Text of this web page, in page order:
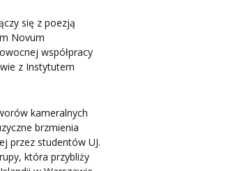
się z poezją
Novum
współpracy
z Instytutem
kameralnych
brzmienia
przez studentów UJ.
która przybliży